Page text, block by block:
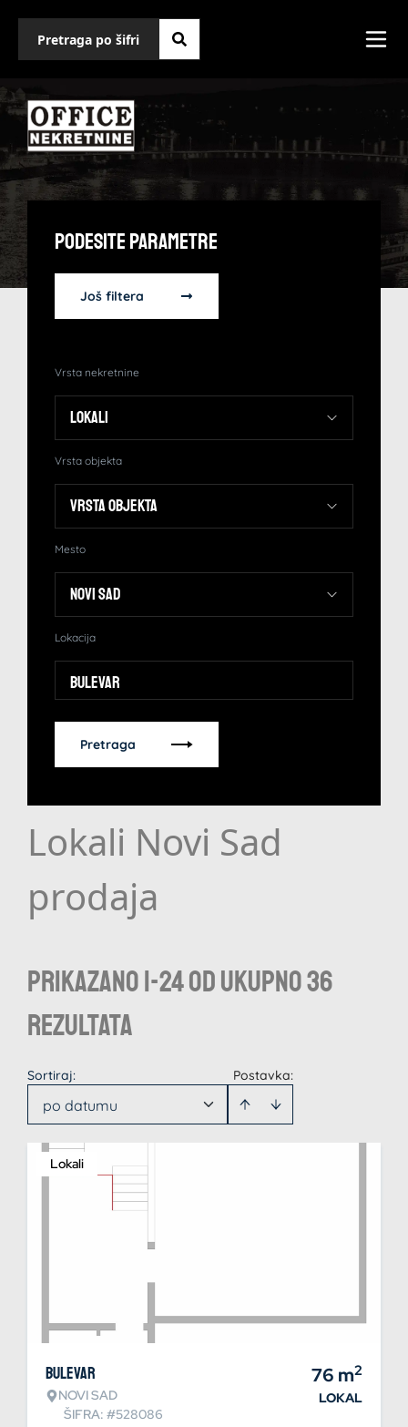
Podesite Parametre
Još filtera
Vrsta nekretnine
Vrsta objekta
Mesto
Lokacija
Bulevar
Pretraga
Lokali Novi Sad
prodaja
Prikazano 1-24 od ukupno 36
rezultata
Postavka:
Sortiraj:
po datumu
Lokali
Bulevar
NOVI SAD
ŠIFRA: #528086
76 m2
LOKAL